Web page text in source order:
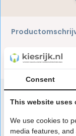
Reviews
Speciaal
Consent
This website uses
We use cookies to
media features,